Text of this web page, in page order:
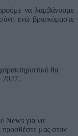
να λαμβάνουμε
ενώ βρισκόμαστε
θα
2027.
News για να
προσθέστε μας στον